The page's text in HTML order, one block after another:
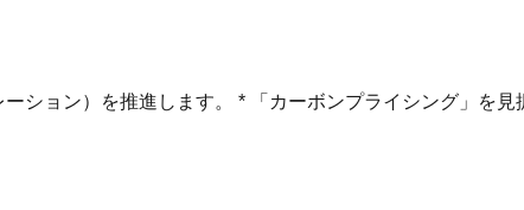
ション）を推進します。 * 「カーボンプライシング」を